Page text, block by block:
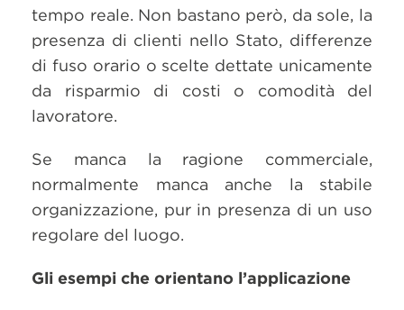
tempo reale. Non bastano però, da sole, la
presenza di clienti nello Stato, differenze
di fuso orario o scelte dettate unicamente
da risparmio di costi o comodità del
lavoratore.
Se manca la ragione commerciale,
normalmente manca anche la stabile
organizzazione, pur in presenza di un uso
regolare del luogo.
Gli esempi che orientano l’applicazione